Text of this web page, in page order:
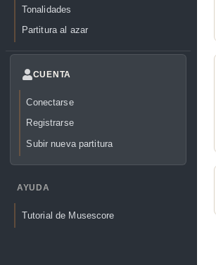
Tonalidades
Partitura al azar
CUENTA
Conectarse
Registrarse
Subir nueva partitura
AYUDA
Tutorial de Musescore